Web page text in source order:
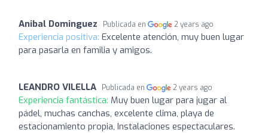
Anibal Dominguez Publicada en 2 years ago
Experiencia positiva: Excelente atención, muy buen lugar
para pasarla en familia y amigos.
LEANDRO VILELLA Publicada en 2 years ago
Experiencia fantástica: Muy buen lugar para jugar al
pádel, muchas canchas, excelente clima, playa de
estacionamiento propia, Instalaciones espectaculares.